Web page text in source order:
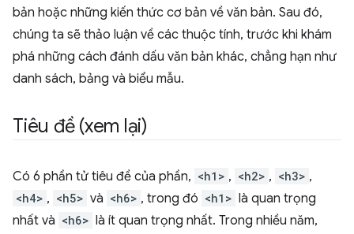
bản hoặc những kiến thức cơ bản về văn bản. Sau đó,
chúng ta sẽ thảo luận về các thuộc tính, trước khi khám
phá những cách đánh dấu văn bản khác, chẳng hạn như
danh sách, bảng và biểu mẫu.
Tiêu đề (xem lại)
Có 6 phần tử tiêu đề của phần, <h1> , <h2> , <h3> ,
<h4> , <h5> và <h6> , trong đó <h1> là quan trọng
nhất và <h6> là ít quan trọng nhất. Trong nhiều năm,